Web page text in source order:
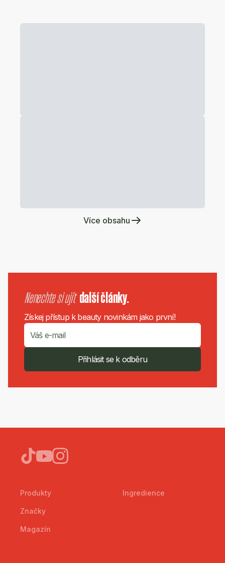
Více obsahu
Nenechte si ujít další články.
Získej přístup k beauty novinkám jako první!
Přihlásit se k odběru
Produkty
Značky
Magazín
Ingredience